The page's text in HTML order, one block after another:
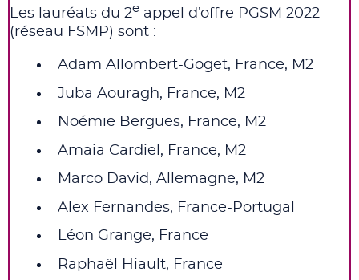
Les lauréats du 2e appel d’offre PGSM 2022
(réseau FSMP) sont :
Adam Allombert-Goget, France, M2
Juba Aouragh, France, M2
Noémie Bergues, France, M2
Amaia Cardiel, France, M2
Marco David, Allemagne, M2
Alex Fernandes, France-Portugal
Léon Grange, France
Raphaël Hiault, France